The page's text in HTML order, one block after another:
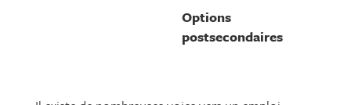
Options
postsecondaires